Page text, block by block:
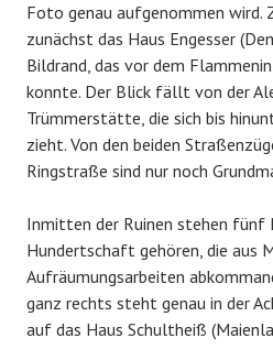
Foto genau aufgenommen wird.
zunächst das Haus Engesser
Bildrand, das vor dem
konnte. Der Blick fällt von der
Trümmerstätte, die sich bis
zieht. Von den beiden
Ringstraße sind nur noch
Inmitten der Ruinen stehen fünf
Hundertschaft gehören, die aus
Aufräumungsarbeiten
ganz rechts steht genau in der
auf das Haus Schultheiß